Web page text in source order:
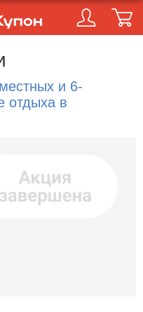
и 6-
отдыха в